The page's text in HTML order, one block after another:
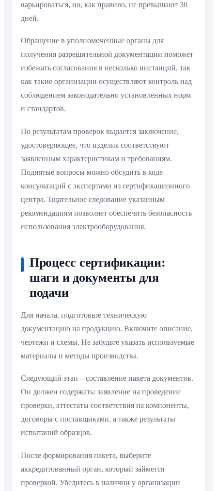
варьироваться, но, как правило, не превышают 30
дней.
Обращение в уполномоченные органы для
получения разрешительной документации поможет
избежать согласования в несколько инстанций, так
как такие организации осуществляют контроль над
соблюдением законодательно установленных норм
и стандартов.
По результатам проверок выдается заключение,
удостоверяющее, что изделия соответствуют
заявленным характеристикам и требованиям.
Поднятые вопросы можно обсудить в ходе
консультаций с экспертами из сертификационного
центра. Тщательное следование указанным
рекомендациям позволяет обеспечить безопасность
использования электрооборудования.
Процесс сертификации:
шаги и документы для
подачи
Для начала, подготовьте техническую
документацию на продукцию. Включите описание,
чертежи и схемы. Не забудьте указать используемые
материалы и методы производства.
Следующий этап – составление пакета документов.
Он должен содержать: заявление на проведение
проверки, аттестаты соответствия на компоненты,
договоры с поставщиками, а также результаты
испытаний образцов.
После формирования пакета, выберите
аккредитованный орган, который займется
проверкой. Убедитесь в наличии у организации